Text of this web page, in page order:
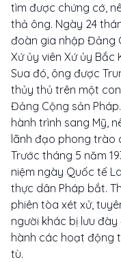
tìm được chứng cớ,
thả ông. Ngày 24
đoàn gia nhập Đảng
Xứ ủy viên Xứ ủy Bắc
Sua đó, ông được
thủy thủ trên một
Đảng Cộng sản
hành trình sang Mỹ,
lãnh đạo phong trào
Trước tháng 5 năm
niệm ngày Quốc tế
thực dân Pháp bắt.
phiên tòa xét xử,
người khác bị lưu
hành các hoạt động
tù.